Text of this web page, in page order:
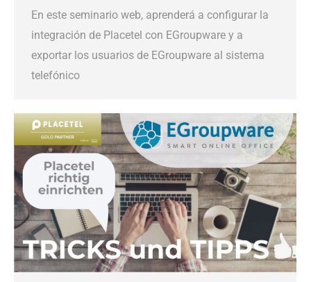
En este seminario web, aprenderá a configurar la
integración de Placetel con EGroupware y a
exportar los usuarios de EGroupware al sistema
telefónico